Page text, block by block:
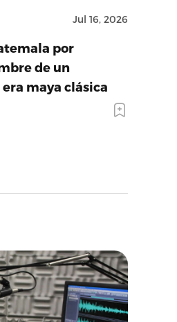
Jul 16, 2026
por
de un
maya clásica